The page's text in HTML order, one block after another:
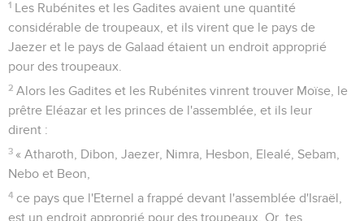
et si vous ne revenez qu’une fois le pays soumis à
l'Eternel, vous serez alors sans reproche vis-à-vis de l'Eternel
et vis-à-vis d'Israël, et cette région-ci sera votre propriété
Mais si vous n’agissez pas ainsi, vous péchez contre
l'Eternel et, sachez-le, votre péché vous atteindra.
Construisez des villes pour vos petits enfants et des
enclos pour vos troupeaux, et faites ce que vous avez
Les Gadites et les Rubénites répondirent à Moïse : « Tes